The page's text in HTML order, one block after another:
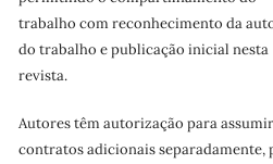
trabalho com reconhecimento da
do trabalho e publicação inicial nesta
revista.
Autores têm autorização para assumir
contratos adicionais separadamente,